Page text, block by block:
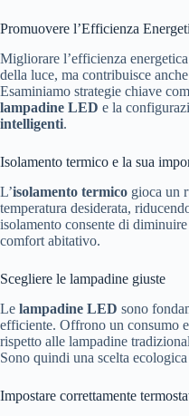
Promuovere l’Efficienza
Migliorare l’efficienza
della luce, ma contribuisce
Esaminiamo strategie chiave
lampadine LED e la
intelligenti.
Isolamento termico e la sua
L’isolamento termico gioca un
temperatura desiderata,
isolamento consente di
comfort abitativo.
Scegliere le lampadine giuste
Le lampadine LED sono
efficiente. Offrono un consumo
rispetto alle lampadine
Sono quindi una scelta
Impostare correttamente